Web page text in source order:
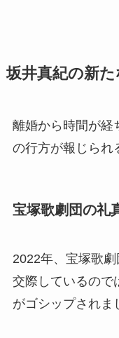
坂井真紀の新
離婚から時間が経
の行方が報じられ
宝塚歌劇団の礼
2022年、宝塚歌
交際しているので
がゴシップされま